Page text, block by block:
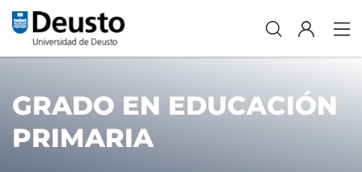
GRADO EN EDUCACIÓN
PRIMARIA